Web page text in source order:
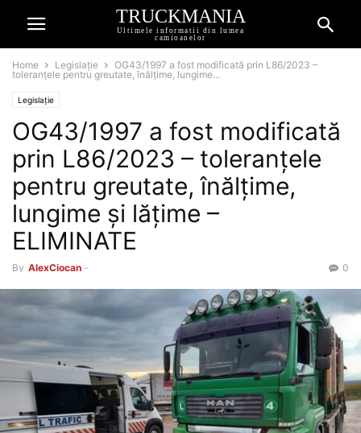
TRUCKMANIA
Ultimele informatii din lumea
camioanelor
Home Legislație
OG43/1997 a fost modificată prin L86/2023 –
toleranțele pentru greutate, înălțime, lungime...
Legislație
OG43/1997 a fost modificată
prin L86/2023 – toleranțele
pentru greutate, înălțime,
lungime și lățime –
ELIMINATE
By AlexCiocan - 0